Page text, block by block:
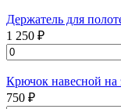
Держатель для
1 250 ₽
Крючок навесной на
750 ₽